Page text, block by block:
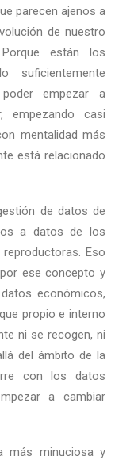
parecen ajenos a
de nuestro
están los
suficientemente
empezar a
empezando casi
mentalidad más
está relacionado
de datos de
a datos de los
Eso
ese concepto y
económicos,
propio e interno
ni se recogen, ni
del ámbito de la
con los datos
a cambiar
más minuciosa y